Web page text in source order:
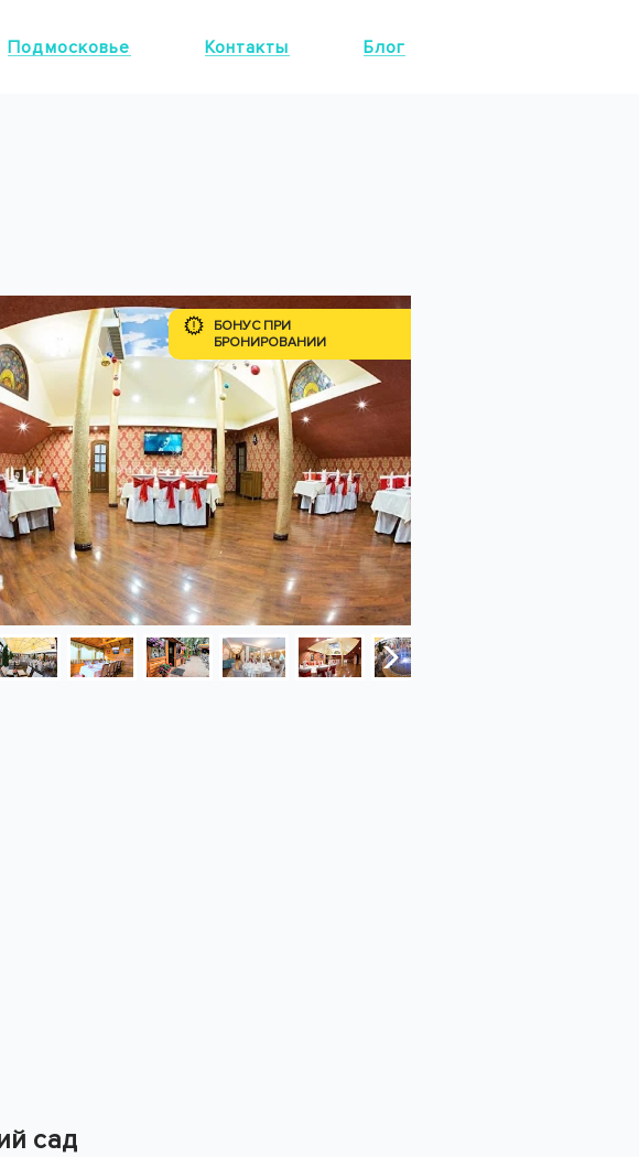
Подмосковье Контакты Блог
БОНУС ПРИ
БРОНИРОВАНИИ
сад